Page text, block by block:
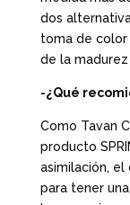
dos
toma de color
de la
-¿Qué
Como Tavan
producto
asimilación,
para tener